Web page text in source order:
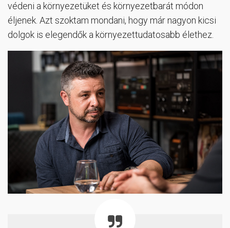
védeni a környezetüket és környezetbarát módon
éljenek. Azt szoktam mondani, hogy már nagyon kicsi
dolgok is elegendők a környezettudatosabb élethez.